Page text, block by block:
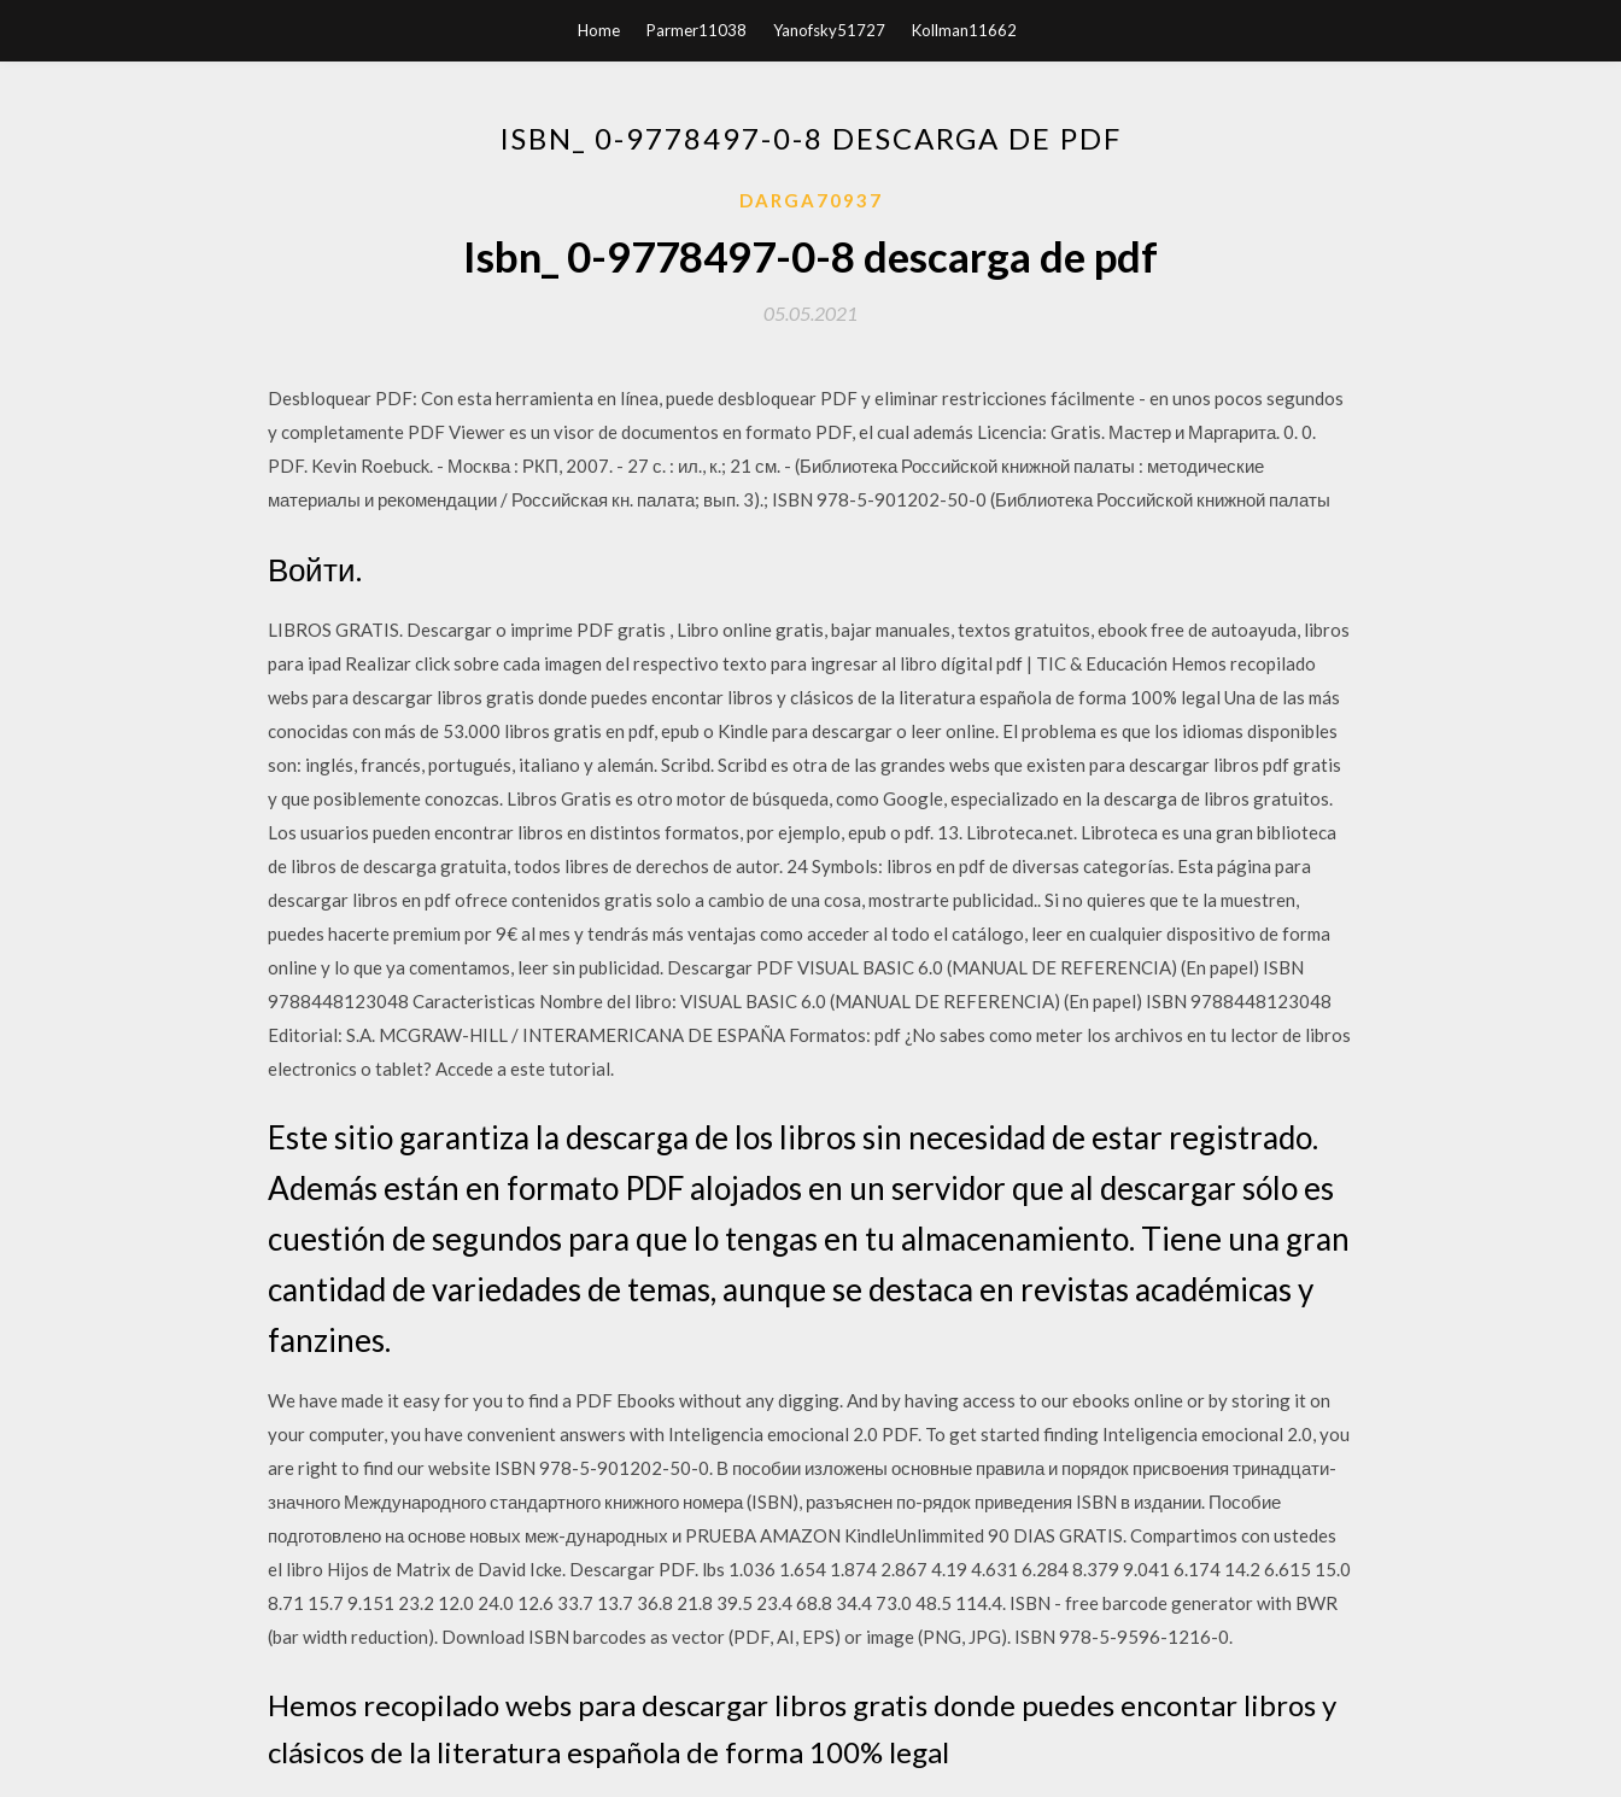
Home Parmer11038 Yanofsky51727 Kollman11662
ISBN_ 0-9778497-0-8 DESCARGA DE PDF
DARGA70937
Isbn_ 0-9778497-0-8 descarga de pdf
05.05.2021
Desbloquear PDF: Con esta herramienta en línea, puede desbloquear PDF y eliminar restricciones fácilmente - en unos pocos segundos
y completamente PDF Viewer es un visor de documentos en formato PDF, el cual además Licencia: Gratis. Мастер и Маргарита. 0. 0.
PDF. Kevin Roebuck. - Москва : РКП, 2007. - 27 с. : ил., к.; 21 см. - (Библиотека Российской книжной палаты : методические
материалы и рекомендации / Российская кн. палата; вып. 3).; ISBN 978-5-901202-50-0 (Библиотека Российской книжной палаты
Войти.
LIBROS GRATIS. Descargar o imprime PDF gratis , Libro online gratis, bajar manuales, textos gratuitos, ebook free de autoayuda, libros
para ipad Realizar click sobre cada imagen del respectivo texto para ingresar al libro dígital pdf | TIC & Educación Hemos recopilado
webs para descargar libros gratis donde puedes encontar libros y clásicos de la literatura española de forma 100% legal Una de las más
conocidas con más de 53.000 libros gratis en pdf, epub o Kindle para descargar o leer online. El problema es que los idiomas disponibles
son: inglés, francés, portugués, italiano y alemán. Scribd. Scribd es otra de las grandes webs que existen para descargar libros pdf gratis
y que posiblemente conozcas. Libros Gratis es otro motor de búsqueda, como Google, especializado en la descarga de libros gratuitos.
Los usuarios pueden encontrar libros en distintos formatos, por ejemplo, epub o pdf. 13. Libroteca.net. Libroteca es una gran biblioteca
de libros de descarga gratuita, todos libres de derechos de autor. 24 Symbols: libros en pdf de diversas categorías. Esta página para
descargar libros en pdf ofrece contenidos gratis solo a cambio de una cosa, mostrarte publicidad.. Si no quieres que te la muestren,
puedes hacerte premium por 9€ al mes y tendrás más ventajas como acceder al todo el catálogo, leer en cualquier dispositivo de forma
online y lo que ya comentamos, leer sin publicidad. Descargar PDF VISUAL BASIC 6.0 (MANUAL DE REFERENCIA) (En papel) ISBN
9788448123048 Caracteristicas Nombre del libro: VISUAL BASIC 6.0 (MANUAL DE REFERENCIA) (En papel) ISBN 9788448123048
Editorial: S.A. MCGRAW-HILL / INTERAMERICANA DE ESPAÑA Formatos: pdf ¿No sabes como meter los archivos en tu lector de libros
electronics o tablet? Accede a este tutorial.
Este sitio garantiza la descarga de los libros sin necesidad de estar registrado.
Además están en formato PDF alojados en un servidor que al descargar sólo es
cuestión de segundos para que lo tengas en tu almacenamiento. Tiene una gran
cantidad de variedades de temas, aunque se destaca en revistas académicas y
fanzines.
We have made it easy for you to find a PDF Ebooks without any digging. And by having access to our ebooks online or by storing it on
your computer, you have convenient answers with Inteligencia emocional 2.0 PDF. To get started finding Inteligencia emocional 2.0, you
are right to find our website ISBN 978-5-901202-50-0. В пособии изложены основные правила и порядок присвоения тринадцати-
значного Международного стандартного книжного номера (ISBN), разъяснен по-рядок приведения ISBN в издании. Пособие
подготовлено на основе новых меж-дународных и PRUEBA AMAZON KindleUnlimmited 90 DIAS GRATIS. Compartimos con ustedes
el libro Hijos de Matrix de David Icke. Descargar PDF. lbs 1.036 1.654 1.874 2.867 4.19 4.631 6.284 8.379 9.041 6.174 14.2 6.615 15.0
8.71 15.7 9.151 23.2 12.0 24.0 12.6 33.7 13.7 36.8 21.8 39.5 23.4 68.8 34.4 73.0 48.5 114.4. ISBN - free barcode generator with BWR
(bar width reduction). Download ISBN barcodes as vector (PDF, AI, EPS) or image (PNG, JPG). ISBN 978-5-9596-1216-0.
Hemos recopilado webs para descargar libros gratis donde puedes encontar libros y
clásicos de la literatura española de forma 100% legal